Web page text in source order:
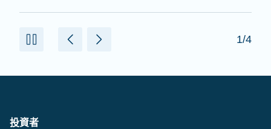
1/4
投資者